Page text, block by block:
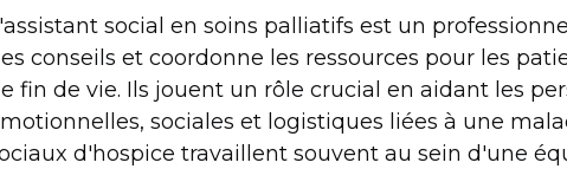
social en soins palliatifs est un
conseils et coordonne les ressources pour les
fin de vie. Ils jouent un rôle crucial en aidant les
sociales et logistiques liées à une
d'hospice travaillent souvent au sein d'une